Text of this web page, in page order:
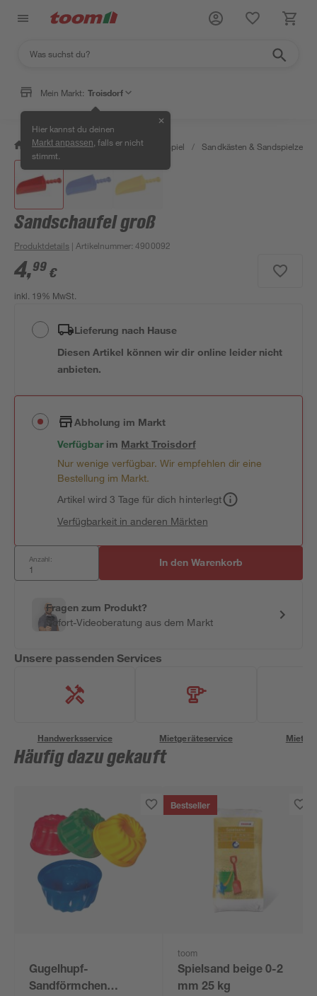
Mein Markt: Troisdorf
Hier kannst du deinen
Markt anpassen , falls er nicht
stimmt.
✕
/ Garten & Freizeit / Outdoor & Spiel / Sandkästen & Sandspielzeug
Sandschaufel groß
Produktdetails | Artikelnummer:4900092
4,99 €
inkl. 19% MwSt.
Lieferung nach Hause
Diesen Artikel können wir dir online leider nicht
anbieten.
Abholung im Markt
Verfügbar im MarktTroisdorf
Nur wenige verfügbar. Wir empfehlen dir eine
Bestellung im Markt.
Artikel wird 3 Tage für dich hinterlegt
Verfügbarkeit in anderen Märkten
Anzahl: In den Warenkorb
Fragen zum Produkt?
Sofort-Videoberatung aus dem Markt
Unsere passenden Services
Handwerksservice Mietgeräteservice
Häufig dazu gekauft
Gugelhupf-
Sandförmchen
Bestseller
toom
Spielsand beige 0-2
mm 25 kg